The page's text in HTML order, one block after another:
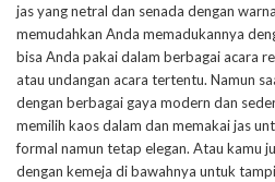
jas yang netral dan senada dengan
memudahkan Anda memadukannya
bisa Anda pakai dalam berbagai acara
atau undangan acara tertentu. Namun
dengan berbagai gaya modern dan
memilih kaos dalam dan memakai jas
formal namun tetap elegan. Atau kamu
dengan kemeja di bawahnya untuk